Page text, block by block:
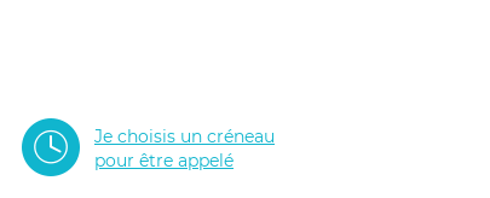
Je choisis un créneau
pour être appelé